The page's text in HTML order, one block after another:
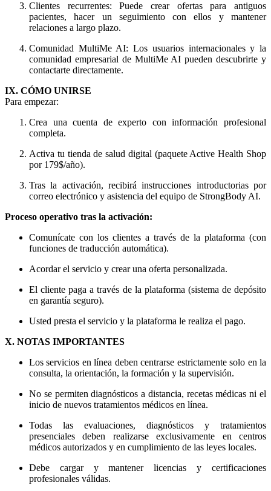
Clientes recurrentes: Puede crear ofertas para antiguos
pacientes, hacer un seguimiento con ellos y mantener
relaciones a largo plazo.
Comunidad MultiMe AI: Los usuarios internacionales y la
comunidad empresarial de MultiMe AI pueden descubrirte y
contactarte directamente.
IX. CÓMO UNIRSE
Para empezar:
Crea una cuenta de experto con información profesional
completa.
Activa tu tienda de salud digital (paquete Active Health Shop
por 179$/año).
Tras la activación, recibirá instrucciones introductorias por
correo electrónico y asistencia del equipo de StrongBody AI.
Proceso operativo tras la activación:
Comunícate con los clientes a través de la plataforma (con
funciones de traducción automática).
Acordar el servicio y crear una oferta personalizada.
El cliente paga a través de la plataforma (sistema de depósito
en garantía seguro).
Usted presta el servicio y la plataforma le realiza el pago.
X. NOTAS IMPORTANTES
Los servicios en línea deben centrarse estrictamente solo en la
consulta, la orientación, la formación y la supervisión.
No se permiten diagnósticos a distancia, recetas médicas ni el
inicio de nuevos tratamientos médicos en línea.
Todas las evaluaciones, diagnósticos y tratamientos
presenciales deben realizarse exclusivamente en centros
médicos autorizados y en cumplimiento de las leyes locales.
Debe cargar y mantener licencias y certificaciones
profesionales válidas.